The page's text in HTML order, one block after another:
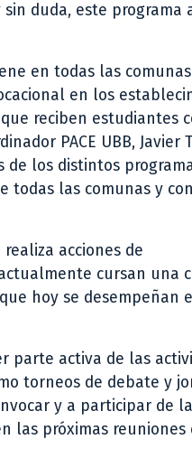
sin duda, este programa
en todas las
en los
reciben estudiantes
PACE UBB, Javier
los distintos
todas las comunas y con
realiza acciones de
cursan una
hoy se desempeñan
parte activa de las
torneos de debate y
y a participar de
las próximas reuniones